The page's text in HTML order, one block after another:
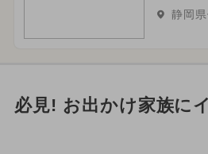
静岡
必見! お出かけ家族に